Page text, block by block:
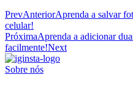
PrevAnteriorAprenda a salvar
celular!
PróximaAprenda a adicionar
facilmente!Next
Sobre nós